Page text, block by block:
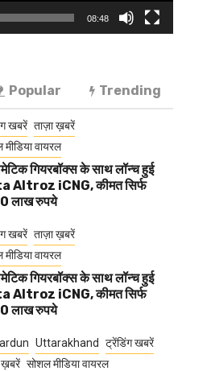
08:48
Popular Trending
खबरें ताज़ा ख़बरें
वायरल
गियरबॉक्स के साथ लॉन्च हुई
Altroz iCNG, कीमत सिर्फ
लाख रुपये
खबरें ताज़ा ख़बरें
वायरल
गियरबॉक्स के साथ लॉन्च हुई
Altroz iCNG, कीमत सिर्फ
लाख रुपये
Uttarakhand
ट्रेंडिंग खबरें
ख़बरें सोशल मीडिया वायरल